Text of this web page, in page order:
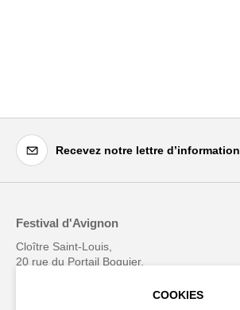
Recevez notre lettre d’information
Festival d'Avignon
Cloître Saint-Louis,
20 rue du Portail Boquier,
COOKIES